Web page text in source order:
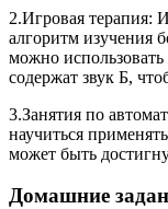
2.Игровая терапия:
алгоритм изучения
можно
содержат звук Б,
3.Занятия по
научиться
может быть
Домашние